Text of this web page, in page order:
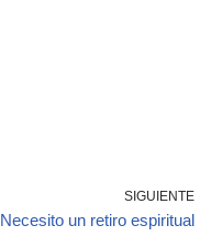
SIGUIENTE
Necesito un retiro espiritual